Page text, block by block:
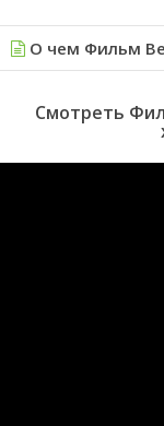
О чем Фильм
Смотреть